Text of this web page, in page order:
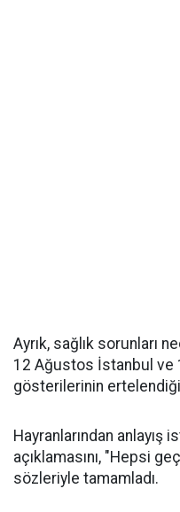
Ayrık, sağlık sorunları
12 Ağustos İstanbul ve
gösterilerinin
Hayranlarından anlayış
açıklamasını, "Hepsi
sözleriyle tamamladı.